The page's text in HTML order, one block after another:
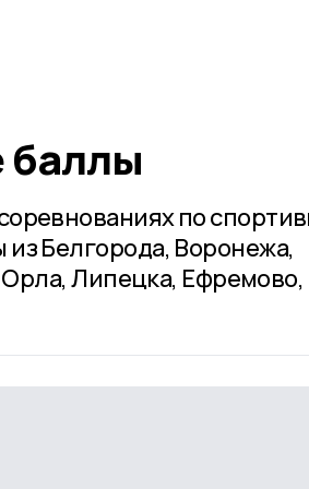
баллы
по
Белгорода, Воронежа,
Орла, Липецка, Ефремово,